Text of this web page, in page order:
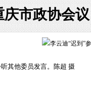
市政协会
其他委员发言。陈超 摄